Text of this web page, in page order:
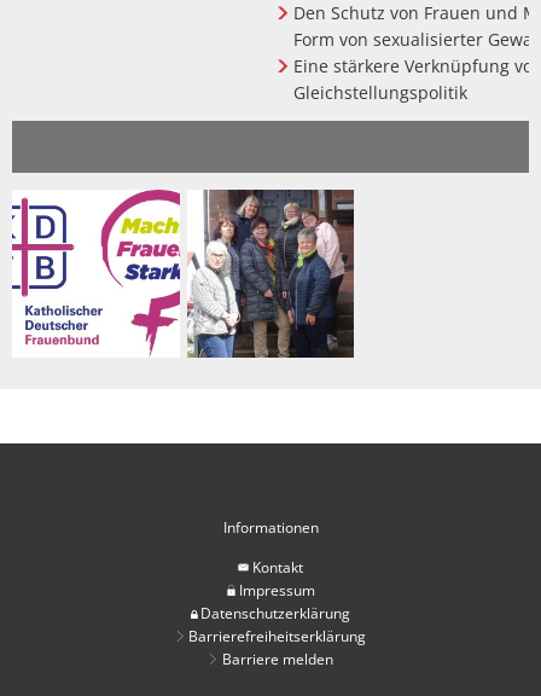
Den Schutz von Frauen und
Form von sexualisierter
Eine stärkere Verknüpfung
Gleichstellungspolitik
Informationen
Kontakt
Impressum
Datenschutzerklärung
Barrierefreiheitserklärung
Barriere melden